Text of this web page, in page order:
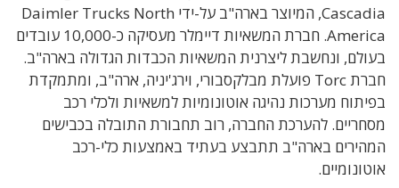
Cascadia, המיוצר בארה"ב על-ידי Daimler Trucks North
America. חברת המשאיות דיימלר מעסיקה כ-10,000 עובדים
בעולם, ונחשבת ליצרנית המשאיות הכבדות הגדולה בארה"ב.
חברת Torc פועלת מבלקסבורי, וירג'יניה, ארה"ב, ומתמקדת
בפיתוח מערכות נהיגה אוטונומיות למשאיות ולכלי רכב
מסחריים. להערכת החברה, רוב תחבורת התובלה בכבישים
המהירים בארה"ב תתבצע בעתיד באמצעות כלי-רכב
אוטונומיים.